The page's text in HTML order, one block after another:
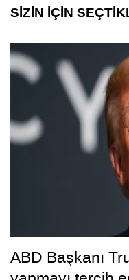
SİZİN İÇİN
ABD Başkanı